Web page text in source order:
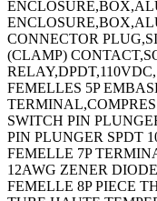
CONNECTOR
(CLAMP)
FEMELLES 5P
SWITCH PIN
PIN PLUNGER SPDT
FEMELLE 7P
12AWG ZENER
FEMELLE 8P PIECE